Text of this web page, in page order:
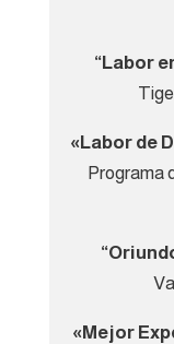
“Labor
«Labor de
Programa
«Mejor